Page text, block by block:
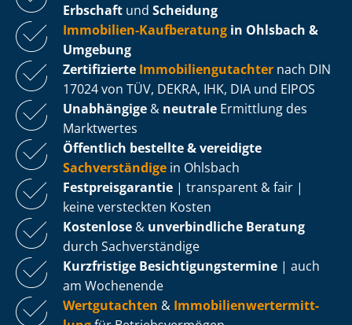
Erbschaft und Scheidung
Immobilien-Kaufberatung in Ohlsbach &
Umgebung
Zertifizierte Im­mo­bi­li­en­gut­ach­ter nach DIN
17024 von TÜV, DEKRA, IHK, DIA und EIPOS
Unabhängige & neutrale Ermittlung des
Marktwertes
Öffentlich bestellte & vereidigte
Sachverständige in Ohlsbach
Fest­preis­ga­ran­tie | transparent & fair |
keine versteckten Kosten
Kostenlose & unverbindliche Beratung
durch Sachverständige
Kurzfristige Be­sich­ti­gungs­ter­mi­ne | auch
am Wochenende
Wertgutachten & Im­mo­bi­li­en­wert­ermitt­